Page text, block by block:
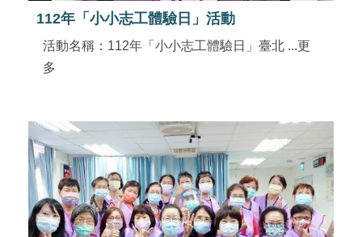
112年「小小志工體驗日」活動
活動名稱：112年「小小志工體驗日」臺北 ...更
多